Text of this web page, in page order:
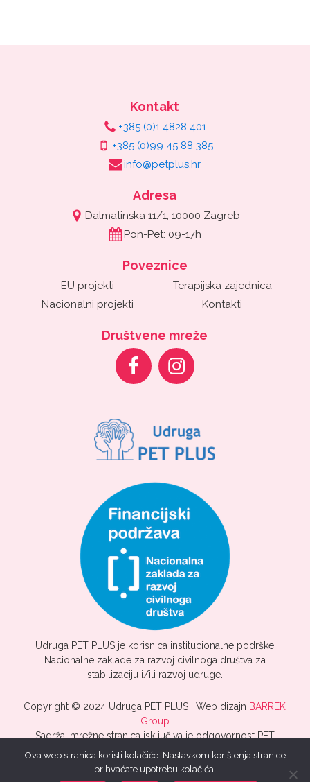
Kontakt
+385 (0)1 4828 401
+385 (0)99 45 88 385
info@petplus.hr
Adresa
Dalmatinska 11/1, 10000 Zagreb
Pon-Pet: 09-17h
Poveznice
EU projekti
Nacionalni projekti
Terapijska zajednica
Kontakti
Društvene mreže
Udruga PET PLUS je korisnica institucionalne podrške
Nacionalne zaklade za razvoj civilnoga društva za
stabilizaciju i/ili razvoj udruge.
Copyright © 2024 Udruga PET PLUS | Web dizajn BARREK
Group
Sadržaj mrežne stranica isključiva je odgovornost PET
PLUS.
Ova web stranica koristi kolačiće. Nastavkom korištenja stranice
prihvaćate upotrebu kolačića.